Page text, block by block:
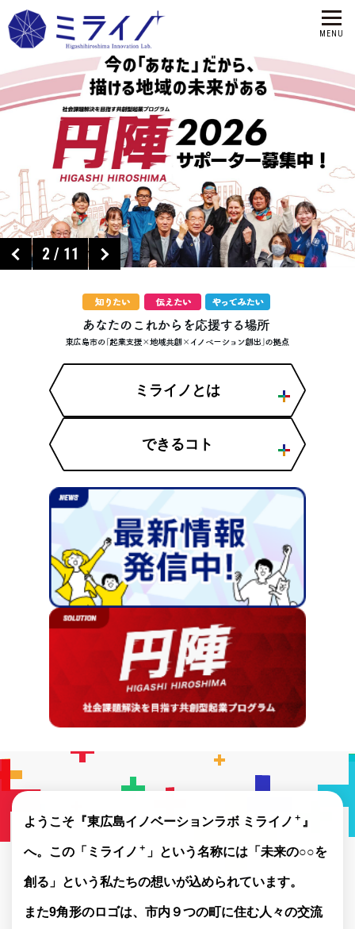
2 / 11
ミライノとは
できるコト
ようこそ『東広島イノベーションラボ ミライノ ＋ 』
へ。 この「ミライノ ＋ 」という名称には「未来の○○を
創る」という私たちの想いが込められています。
また9角形のロゴは、市内９つの町に住む人々の交流